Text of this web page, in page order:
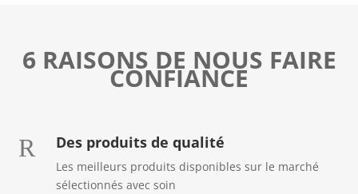
6 RAISONS DE NOUS FAIRE
CONFIANCE
R Des produits de qualité
Les meilleurs produits disponibles sur le marché
sélectionnés avec soin